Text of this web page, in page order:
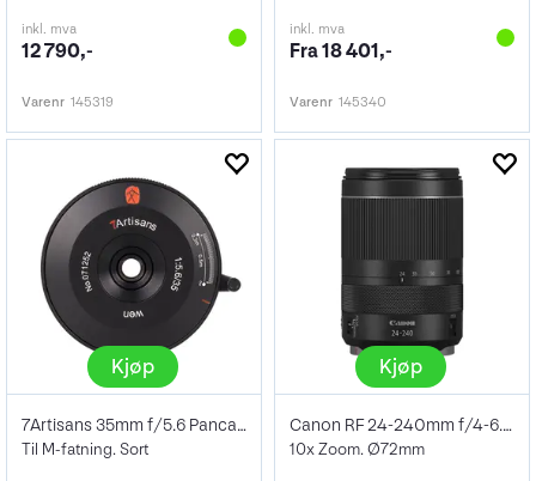
inkl. mva
12 790,-
Varenr 145319
inkl. mva
Fra 18 401,-
Varenr 145340
Kjøp
7Artisans 35mm f/5.6 Pancake
Til M-fatning. Sort
Kjøp
Canon RF 24-240mm f/4-6.3 IS USM
10x Zoom. Ø72mm